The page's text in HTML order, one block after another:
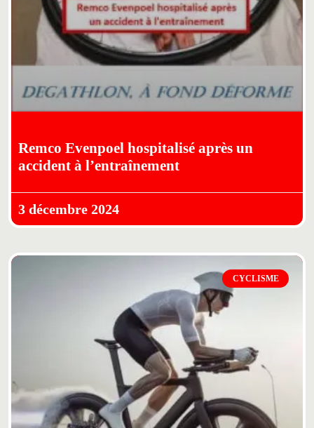
Remco Evenpoel hospitalisé après un
accident à l’entraînement
3 décembre 2024
CYCLISME